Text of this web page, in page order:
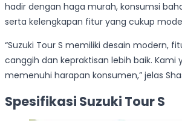
hadir dengan haga murah, konsumsi
serta kelengkapan fitur yang cukup
“Suzuki Tour S memiliki desain modern,
canggih dan kepraktisan lebih baik. Kami
memenuhi harapan konsumen,” jelas
Spesifikasi Suzuki Tour S